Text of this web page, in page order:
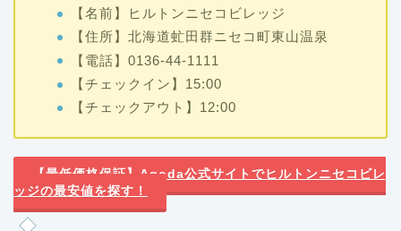
【名前】ヒルトンニセコビレッジ
【住所】北海道虻田群ニセコ町東山温泉
【電話】0136-44-1111
【チェックイン】15:00
【チェックアウト】12:00
【最低価格保証】Agoda公式サイトでヒルトンニセコビレ
ッジの最安値を探す！